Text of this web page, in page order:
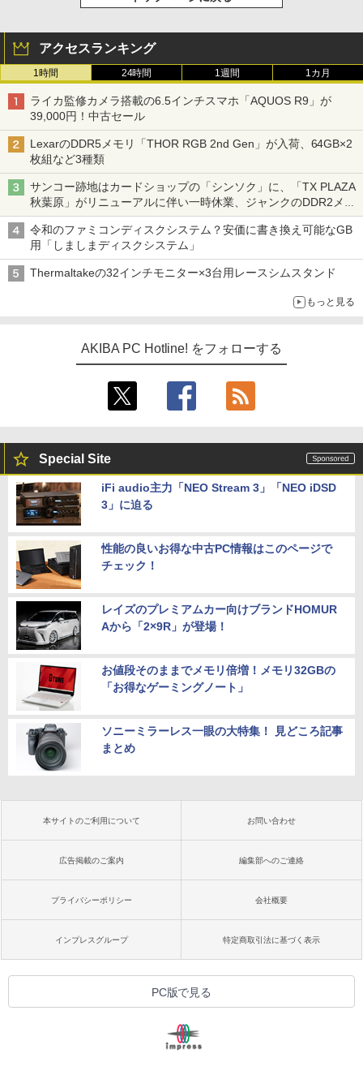
アクセスランキング
1時間 24時間 1週間 1カ月
ライカ監修カメラ搭載の6.5インチスマホ「AQUOS R9」が
39,000円！中古セール
LexarのDDR5メモリ「THOR RGB 2nd Gen」が入荷、64GB×2
枚組など3種類
サンコー跡地はカードショップの「シンソク」に、「TX PLAZA
秋葉原」がリニューアルに伴い一時休業、ジャンクのDDR2メモ
リが100円で販売など～ 最近の秋葉原 ～
令和のファミコンディスクシステム？安価に書き換え可能なGB
用「しましまディスクシステム」
Thermaltakeの32インチモニター×3台用レースシムスタンド
もっと見る
AKIBA PC Hotline! をフォローする
Special Site
iFi audio主力「NEO Stream 3」「NEO iDSD
3」に迫る
性能の良いお得な中古PC情報はこのページで
チェック！
レイズのプレミアムカー向けブランドHOMUR
Aから「2×9R」が登場！
お値段そのままでメモリ倍増！メモリ32GBの
「お得なゲーミングノート」
ソニーミラーレス一眼の大特集！ 見どころ記事
まとめ
本サイトのご利用について お問い合わせ
広告掲載のご案内 編集部へのご連絡
プライバシーポリシー 会社概要
インプレスグループ 特定商取引法に基づく表示
PC版で見る